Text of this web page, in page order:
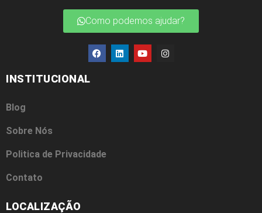
Como podemos ajudar?
INSTITUCIONAL
Blog
Sobre Nós
Politica de Privacidade
Contato
LOCALIZAÇÃO